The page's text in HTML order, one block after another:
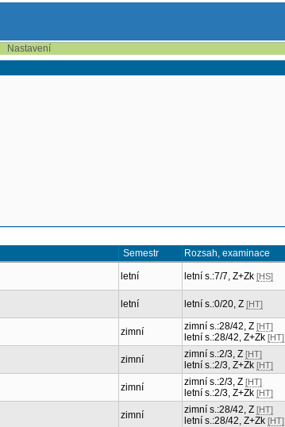
Nastavení
Semestr Rozsah, examinace
letní letní s.:7/7, Z+Zk [HS]
letní letní s.:0/20, Z [HT]
zimní zimní s.:28/42, Z [HT]
letní s.:28/42, Z+Zk [HT]
zimní zimní s.:2/3, Z [HT]
letní s.:2/3, Z+Zk [HT]
zimní zimní s.:2/3, Z [HT]
letní s.:2/3, Z+Zk [HT]
zimní zimní s.:28/42, Z [HT]
letní s.:28/42, Z+Zk [HT]